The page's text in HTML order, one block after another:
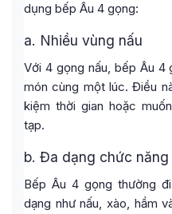
dụng bếp Âu 4 gọng:
a. Nhiều vùng nấu
Với 4 gọng nấu, bếp Âu 4
món cùng một lúc. Điều
kiệm thời gian hoặc
tạp.
b. Đa dạng chức năng
Bếp Âu 4 gọng thường
dạng như nấu, xào, hầm